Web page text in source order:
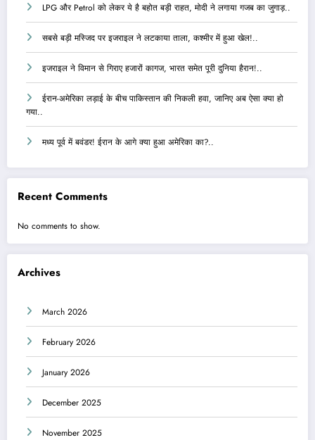
LPG और Petrol को लेकर ये है बहोत बड़ी राहत, मोदी ने लगाया गजब का जुगाड़..
सबसे बड़ी मस्जिद पर इजराइल ने लटकाया ताला, कश्मीर में हुआ खेल!..
इजराइल ने विमान से गिराए हजारों कागज, भारत समेत पूरी दुनिया हैरान!..
ईरान-अमेरिका लड़ाई के बीच पाकिस्तान की निकली हवा, जानिए अब ऐसा क्या हो
गया..
मध्य पूर्व में बवंडर! ईरान के आगे क्या हुआ अमेरिका का?..
Recent Comments
No comments to show.
Archives
March 2026
February 2026
January 2026
December 2025
November 2025